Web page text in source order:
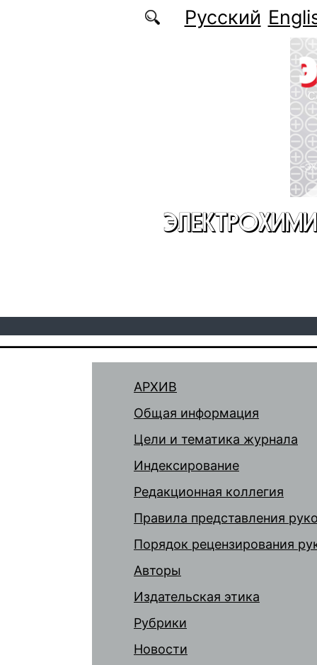
Перейти к основному содержаниюРусский
АРХИВ
Общая информация
Цели и тематика журнала
Индексирование
Редакционная коллегия
Правила представления
Порядок рецензирования
Авторы
Издательская этика
Рубрики
Новости